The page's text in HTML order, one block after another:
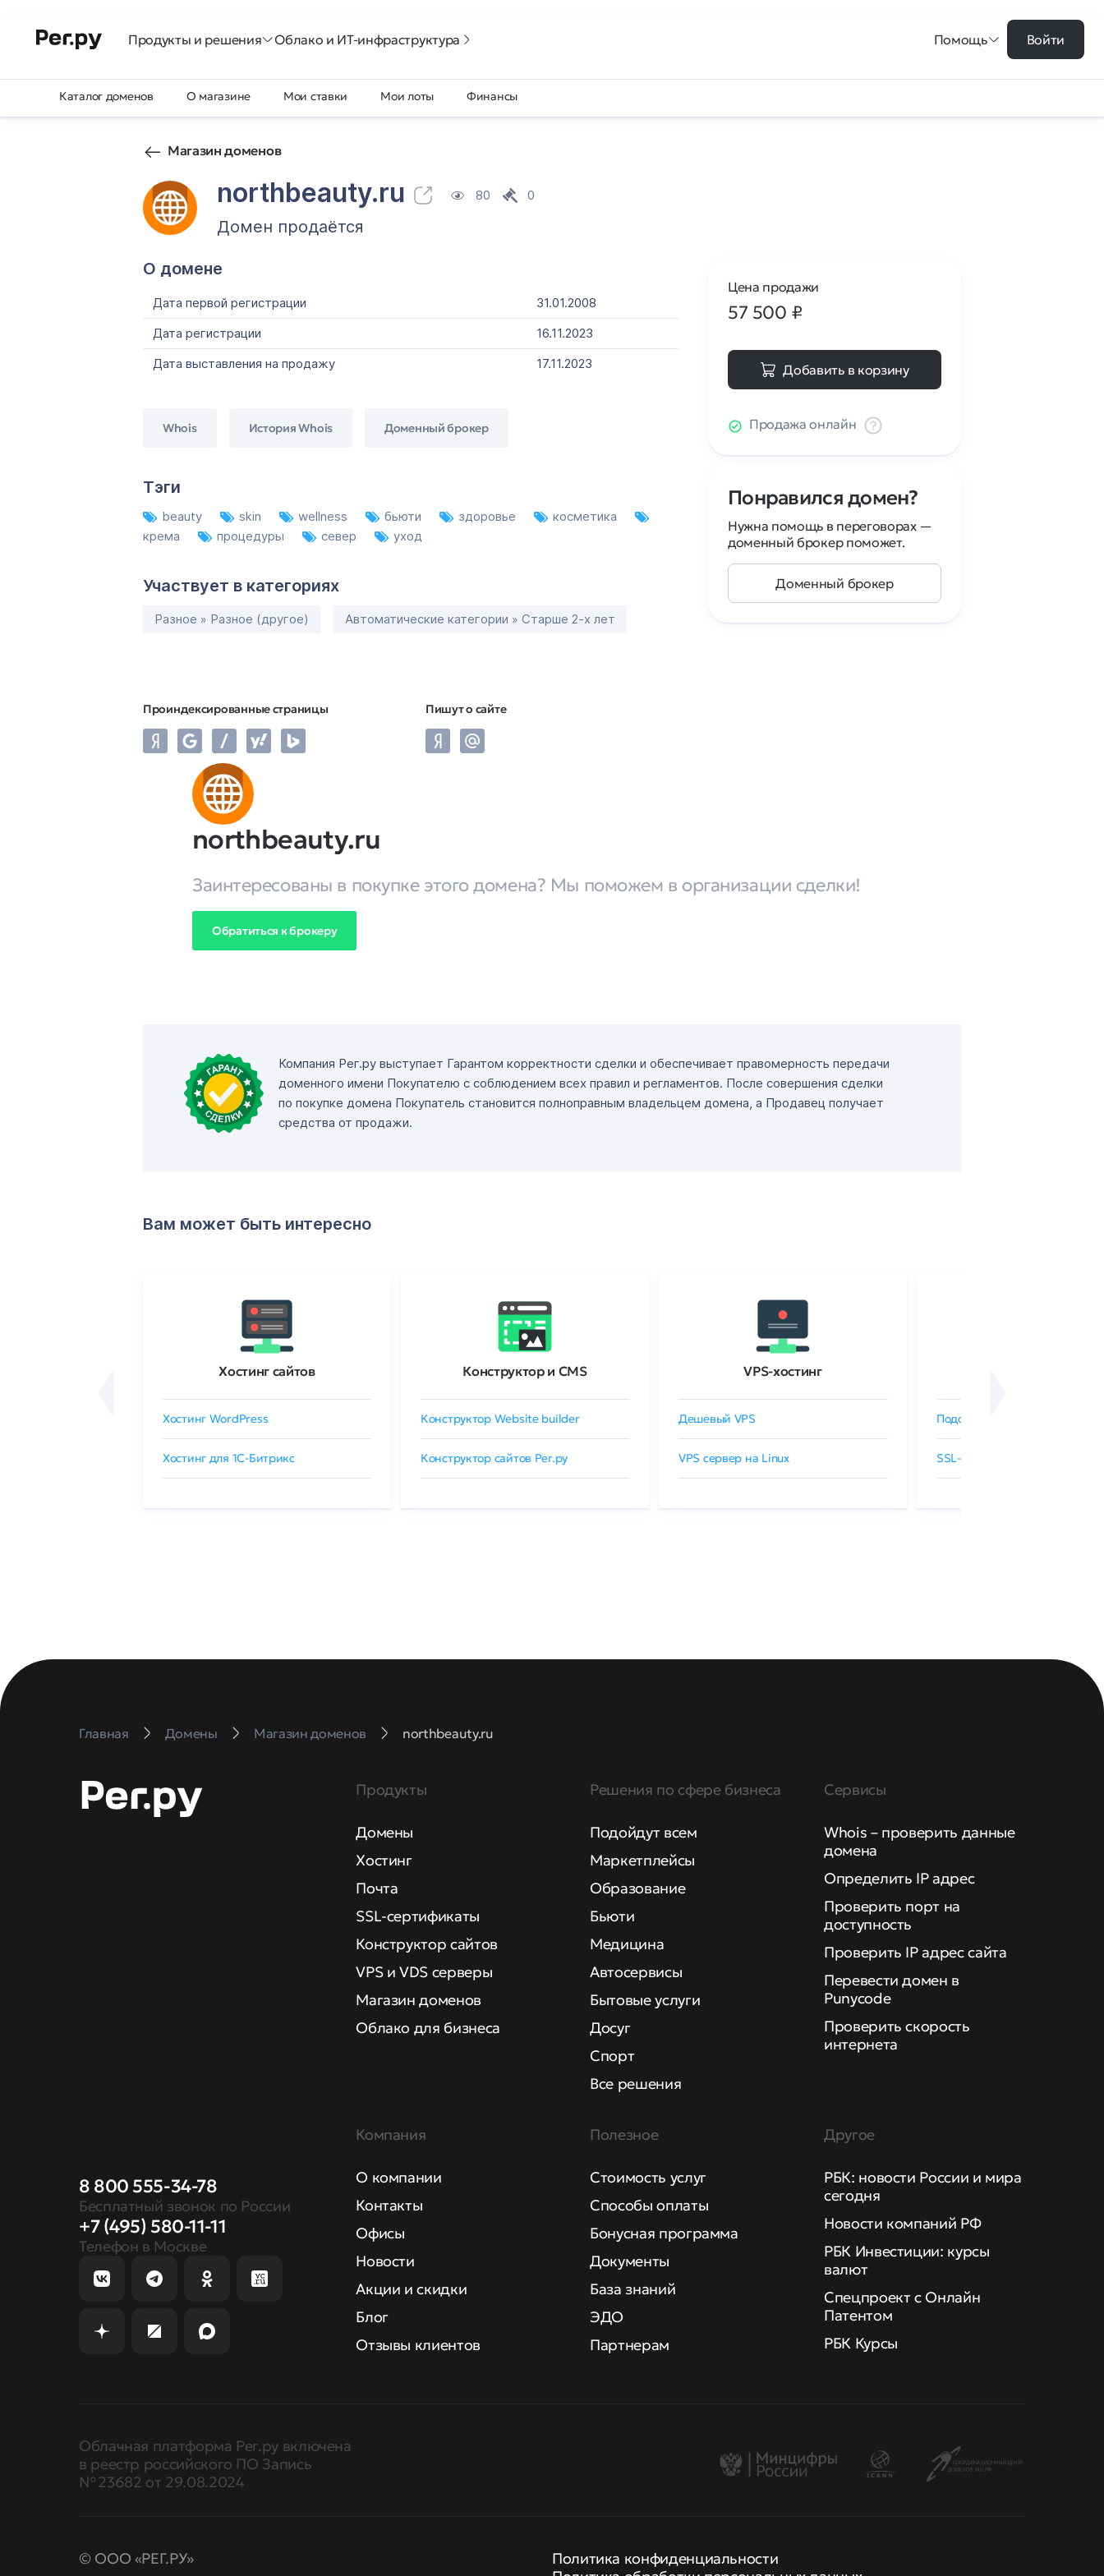
Продукты и решения Облако и ИТ-инфраструктура Помощь Войти
Каталог доменов О магазине Мои ставки Мои лоты Финансы
Магазин доменов
northbeauty.ru 80 0
Домен продаётся
О домене
Дата первой регистрации
31.01.2008
Дата регистрации
16.11.2023
Дата выставления на продажу
17.11.2023
Whois История Whois Доменный брокер
Тэги
beauty skin wellness бьюти здоровье
косметика
крема
процедуры север уход
Участвует в категориях
Разное » Разное (другое) Автоматические категории » Старше 2-х лет
Проиндексированные страницы Пишут о сайте
Цена продажи
57 500 ₽
Добавить в корзину
Продажа онлайн
Понравился домен?
Нужна помощь в переговорах —
доменный брокер поможет.
Доменный брокер
northbeauty.ru
Заинтересованы в покупке этого домена? Мы поможем в организации сделки!
Обратиться к брокеру
Компания Рег.ру выступает Гарантом корректности сделки и обеспечивает правомерность передачи
доменного имени Покупателю с соблюдением всех правил и регламентов. После совершения сделки
по покупке домена Покупатель становится полноправным владельцем домена, а Продавец получает
средства от продажи.
Вам может быть интересно
Хостинг сайтов
Хостинг WordPress
Хостинг для 1C-Битрикс
Конструктор и CMS
Конструктор Website builder
Конструктор сайтов Рег.ру
VPS-хостинг
Дешевый VPS
VPS сервер на Linux
Подобрать SSL-сертификат
SSL-сертификаты GlobalSign
Главная Домены Магазин доменов northbeauty.ru
8 800 555-34-78
Бесплатный звонок по России
+7 (495) 580-11-11
Телефон в Москве
Продукты
Домены
Хостинг
Почта
SSL-сертификаты
Конструктор сайтов
VPS и VDS серверы
Магазин доменов
Облако для бизнеса
Решения по сфере бизнеса
Подойдут всем
Маркетплейсы
Образование
Бьюти
Медицина
Автосервисы
Бытовые услуги
Досуг
Спорт
Все решения
Сервисы
Whois – проверить данные
домена
Определить IP адрес
Проверить порт на
доступность
Проверить IP адрес сайта
Перевести домен в
Punycode
Проверить скорость
интернета
Компания
О компании
Контакты
Офисы
Новости
Акции и скидки
Блог
Отзывы клиентов
Полезное
Стоимость услуг
Способы оплаты
Бонусная программа
Документы
База знаний
ЭДО
Партнерам
Другое
РБК: новости России и мира
сегодня
Новости компаний РФ
РБК Инвестиции: курсы
валют
Спецпроект с Онлайн
Патентом
РБК Курсы
Облачная платформа Рег.ру включена
в реестр российского ПО Запись
№ 23682 от 29.08.2024
© ООО «РЕГ.РУ»
Политика конфиденциальности